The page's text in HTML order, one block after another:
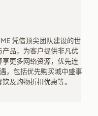
凭借顶尖团队建设的世
品，为客户提供非凡优
享更多网络资源，优先连
，包括优先购买城中盛事
及购物折扣优惠等。